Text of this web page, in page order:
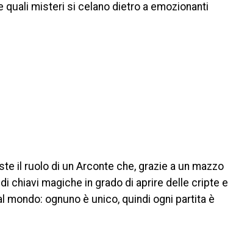
misteri si celano dietro a emozionanti
il ruolo di un Arconte che, grazie a un mazzo
chiavi magiche in grado di aprire delle cripte e
ognuno è unico, quindi ogni partita è